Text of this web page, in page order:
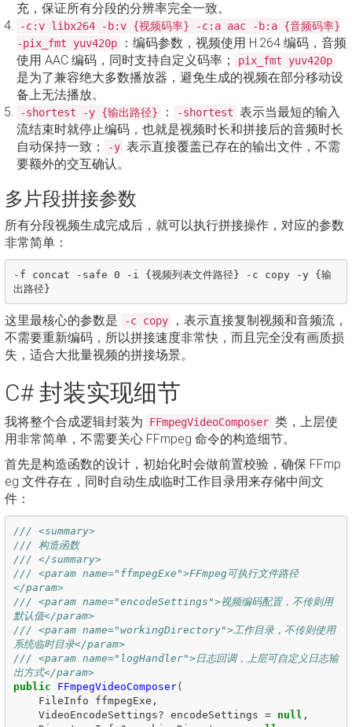
充，保证所有分段的分辨率完全一致。
-c:v libx264 -b:v {视频码率} -c:a aac -b:a {音频码率}
-pix_fmt yuv420p
：编码参数，视频使用 H.264 编码，音频
使用 AAC 编码，同时支持自定义码率；
pix_fmt yuv420p
是为了兼容绝大多数播放器，避免生成的视频在部分移动设
备上无法播放。
-shortest -y {输出路径} ： -shortest 表示当最短的输入
流结束时就停止编码，也就是视频时长和拼接后的音频时长
自动保持一致；
-y 表示直接覆盖已存在的输出文件，不需
要额外的交互确认。
多片段拼接参数
所有分段视频生成完成后，就可以执行拼接操作，对应的参数
非常简单：
-f concat -safe 0 -i {视频列表文件路径} -c copy -y {输
这里最核心的参数是 -c copy
，表示直接复制视频和音频流，
不需要重新编码，所以拼接速度非常快，而且完全没有画质损
失，适合大批量视频的拼接场景。
C# 封装实现细节
我将整个合成逻辑封装为 FFmpegVideoComposer 类，上层使
用非常简单，不需要关心 FFmpeg 命令的构造细节。
首先是构造函数的设计，初始化时会做前置校验，确保 FFmp
eg 文件存在，同时自动生成临时工作目录用来存储中间文
件：
/// <summary>
/// 构造函数
/// </summary>
/// <param name="ffmpegExe">FFmpeg可执行文件路径
</param>
/// <param name="encodeSettings">视频编码配置，不传则用
默认值</param>
/// <param name="workingDirectory">工作目录，不传则使用
系统临时目录</param>
/// <param name="logHandler">日志回调，上层可自定义日志输
出方式</param>
public
FFmpegVideoComposer(
FileInfo
ffmpegExe ,
VideoEncodeSettings? encodeSettings = null ,